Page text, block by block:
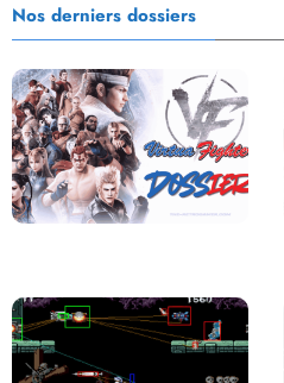
Nos derniers dossiers